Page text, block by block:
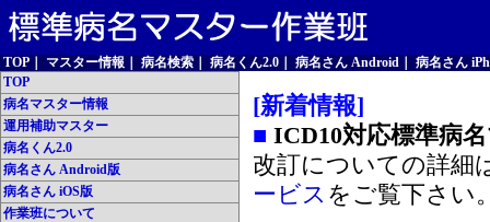
TOP マスター情報 病名検索 病名くん2.0 病名さん Android
病名さん
TOP
病名マスター情報
運用補助マスター
病名くん2.0
病名さん Android版
病名さん iOS版
作業班について
[新着情報]
■ ICD10対応標準病
改訂についての詳細
ービス をご覧下さい